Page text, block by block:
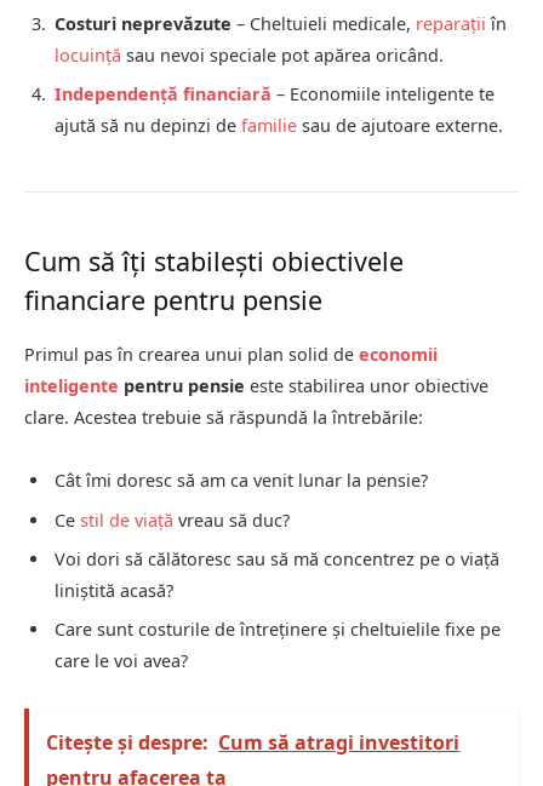
Costuri neprevăzute – Cheltuieli medicale, reparații în
locuință sau nevoi speciale pot apărea oricând.
Independență financiară – Economiile inteligente te
ajută să nu depinzi de familie sau de ajutoare externe.
Cum să îți stabilești obiectivele
financiare pentru pensie
Primul pas în crearea unui plan solid de economii
inteligente pentru pensie este stabilirea unor obiective
clare. Acestea trebuie să răspundă la întrebările:
Cât îmi doresc să am ca venit lunar la pensie?
Ce stil de viață vreau să duc?
Voi dori să călătoresc sau să mă concentrez pe o viață
liniștită acasă?
Care sunt costurile de întreținere și cheltuielile fixe pe
care le voi avea?
Citește și despre: Cum să atragi investitori
pentru afacerea ta